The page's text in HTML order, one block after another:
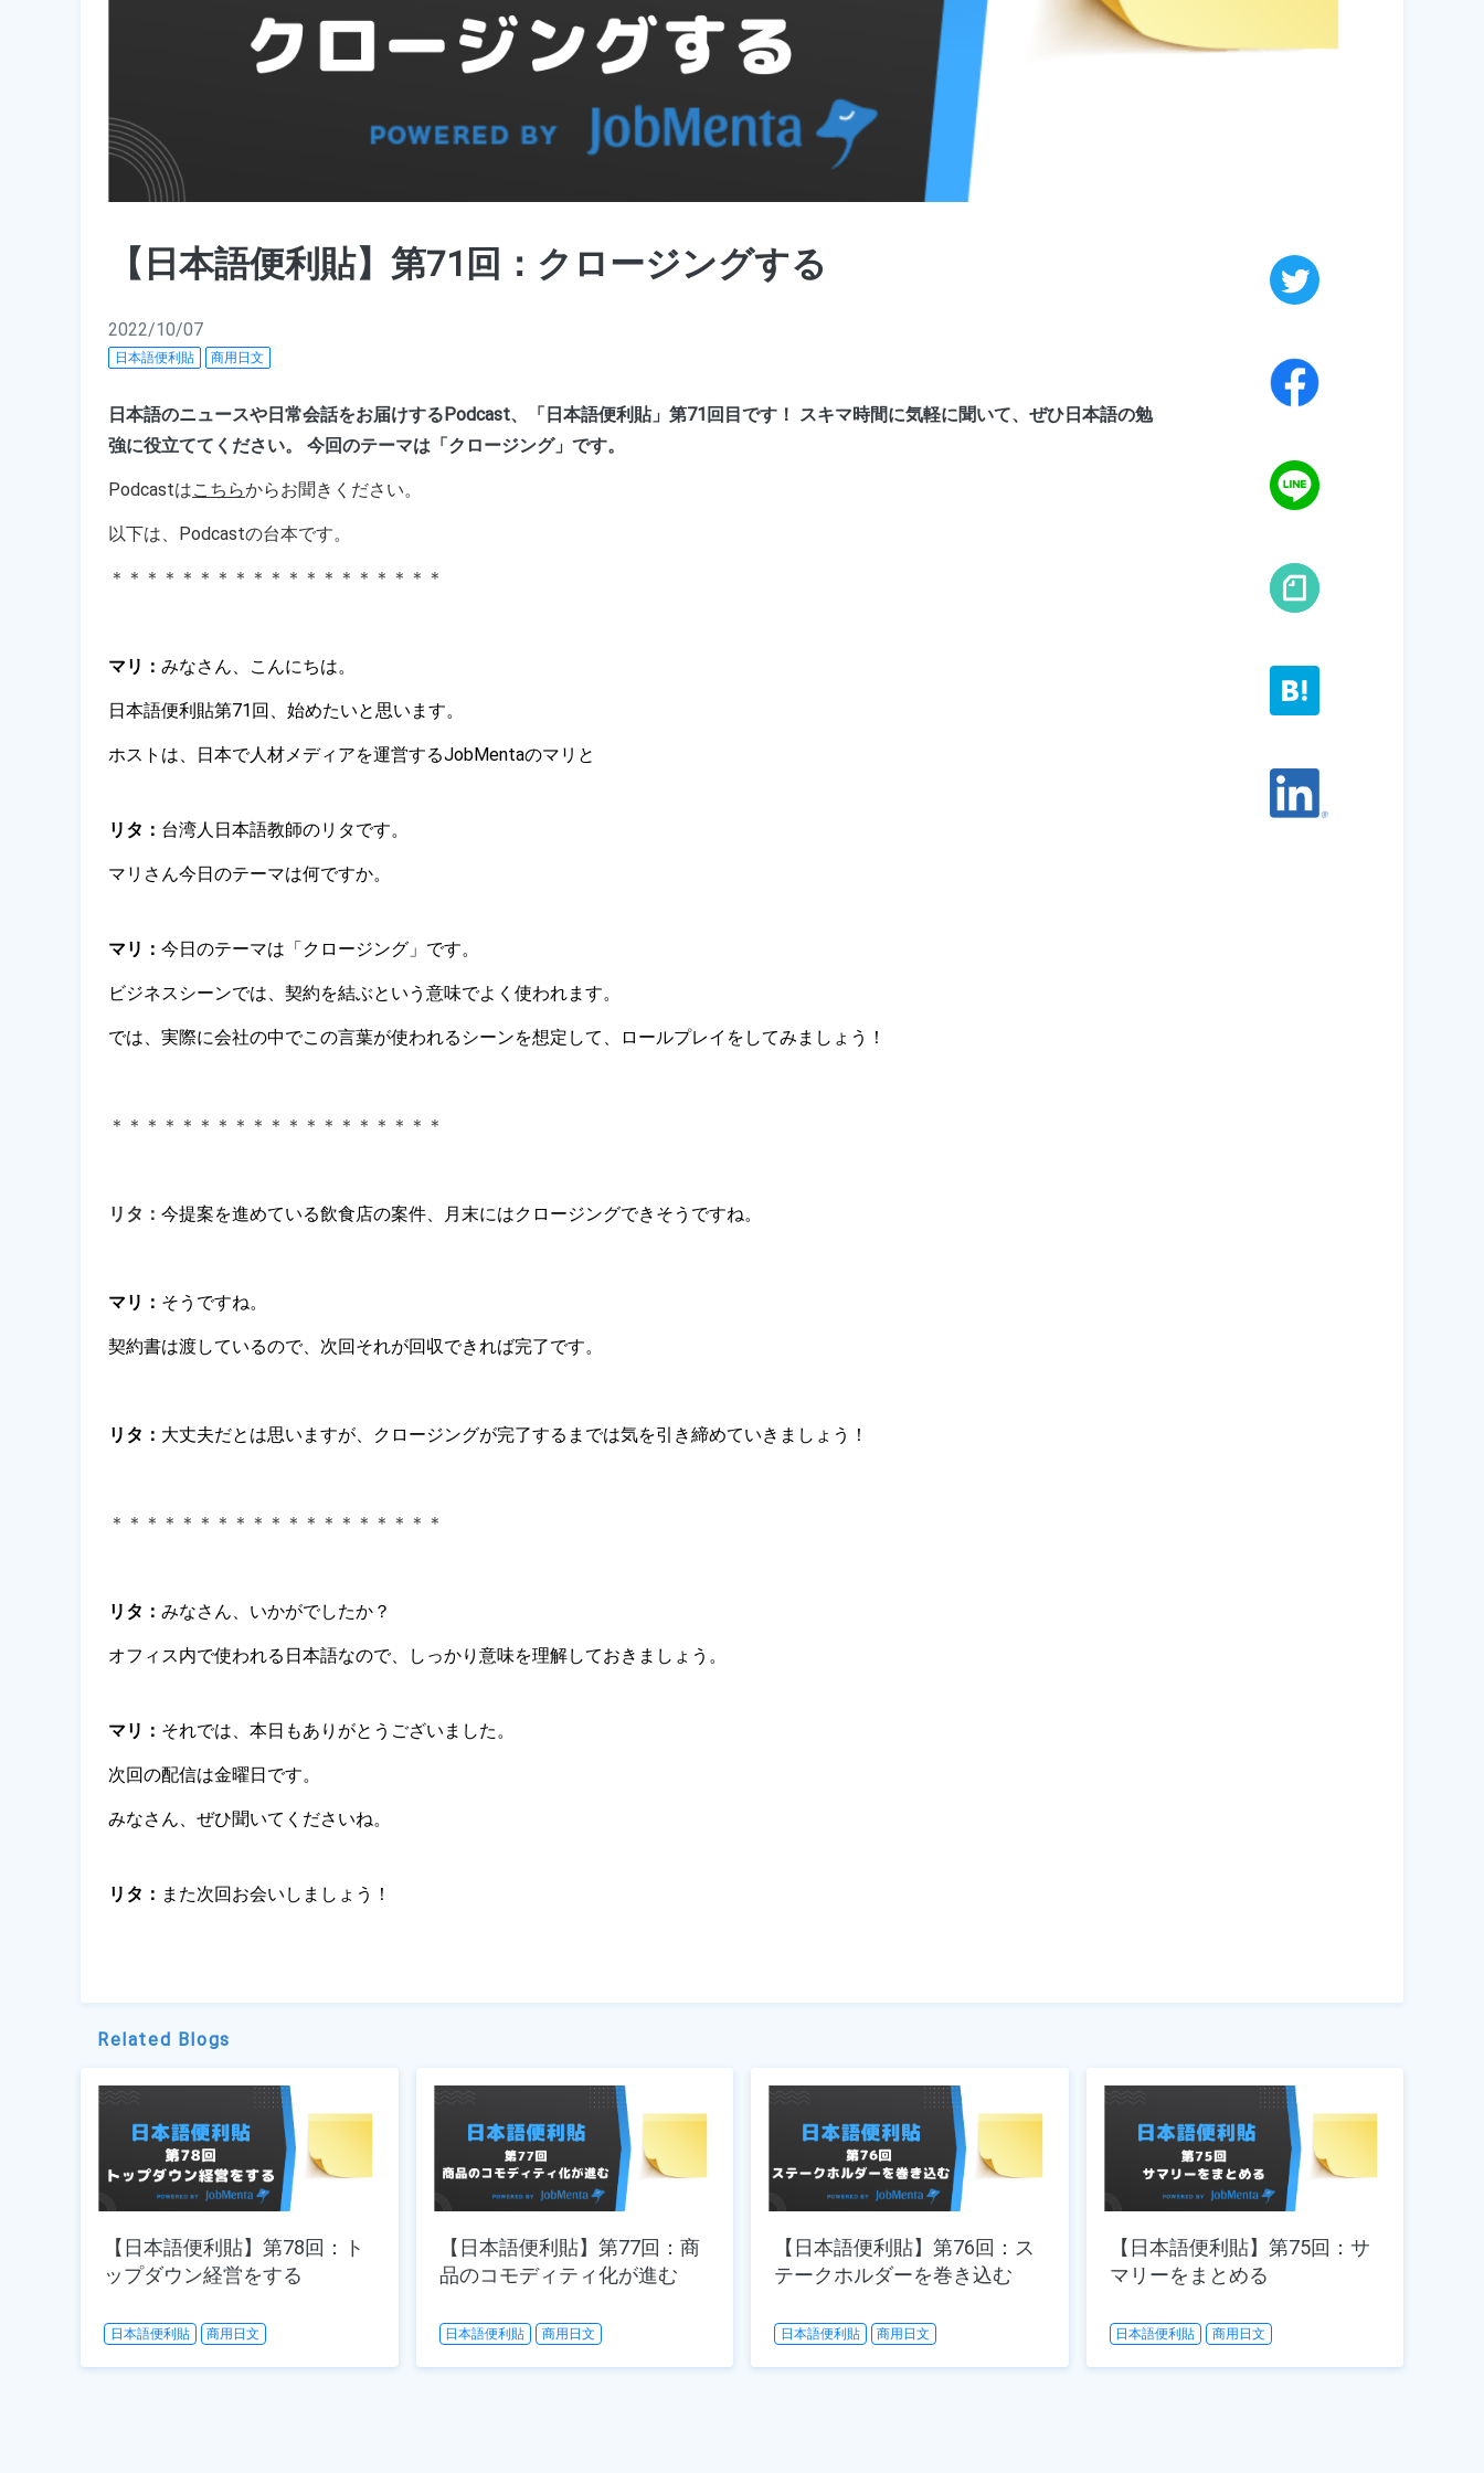
【日本語便利貼】第71回：クロージングする
2022/10/07
日本語便利貼 商用日文
日本語のニュースや日常会話をお届けするPodcast、「日本語便利貼」第71回目です！ スキマ時間に気軽に聞いて、ぜひ日本語の勉
強に役立ててください。 今回のテーマは「クロージング」です。
Podcastはこちらからお聞きください。
以下は、Podcastの台本です。
＊＊＊＊＊＊＊＊＊＊＊＊＊＊＊＊＊＊＊
マリ ： みなさん、こんにちは。
日本語便利貼第71回、始めたいと思います。
ホストは、日本で人材メディアを運営するJobMentaのマリと
リタ： 台湾人日本語教師のリタです。
マリさん今日のテーマは何ですか。
マリ： 今日のテーマは「クロージング」です。
ビジネスシーンでは、契約を結ぶという意味でよく使われます。
では、実際に会社の中でこの言葉が使われるシーンを想定して、ロールプレイをしてみましょう！
＊＊＊＊＊＊＊＊＊＊＊＊＊＊＊＊＊＊＊
リタ： 今提案を進めている飲食店の案件、月末にはクロージングできそうですね。
マリ： そうですね。
契約書は渡しているので、次回それが回収できれば完了です。
リタ： 大丈夫だとは思いますが、クロージングが完了するまでは気を引き締めていきましょう！
＊＊＊＊＊＊＊＊＊＊＊＊＊＊＊＊＊＊＊
リタ： みなさん、いかがでしたか？
オフィス内で使われる日本語なので、しっかり意味を理解しておきましょう。
マリ： それでは、本日もありがとうございました。
次回の配信は金曜日です。
みなさん、ぜひ聞いてくださいね。
リタ： また次回お会いしましょう！
Related Blogs
【日本語便利貼】第78回：ト
ップダウン経営をする
日本語便利貼 商用日文
【日本語便利貼】第77回：商
品のコモディティ化が進む
日本語便利貼 商用日文
【日本語便利貼】第76回：ス
テークホルダーを巻き込む
日本語便利貼 商用日文
【日本語便利貼】第75回：サ
マリーをまとめる
日本語便利貼 商用日文